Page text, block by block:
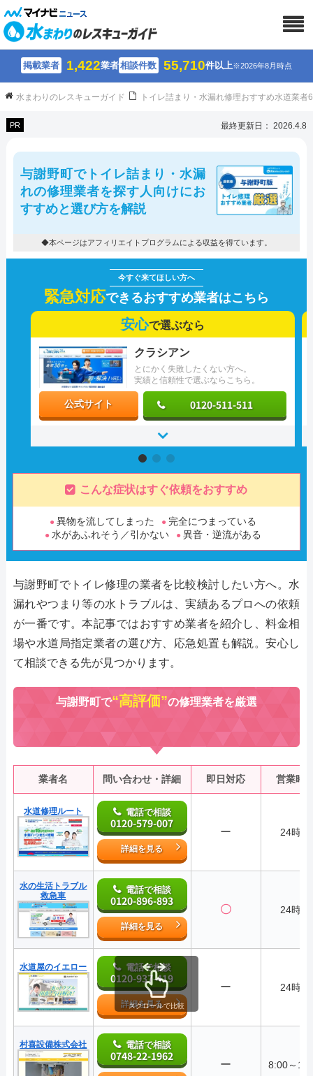
掲載業者 1,422業者相談件数 55,710件以上※2026年8月時点
水まわりのレスキューガイド トイレ詰まり・水漏れ修理おすすめ水道業
PR 最終更新日： 2026.4.8
与謝野町でトイレ詰まり・水漏
れの修理業者を探す人向けにお
すすめと選び方を解説
◆本ページはアフィリエイトプログラムによる収益を得ています。
緊急対応できるおすすめ業者はこちら
安心で選ぶなら
とにかく失敗したくない方へ。
実績と信頼性で選ぶならこちら。
クラシアン
公式サイト 0120-511-511
こんな症状はすぐ依頼をおすすめ
異物を流してしまった
完全につまっている
水があふれそう／引かない
異音・逆流がある
与謝野町でトイレ修理の業者を比較検討したい方へ。水
漏れやつまり等の水トラブルは、実績あるプロへの依頼
が一番です。本記事ではおすすめ業者を紹介し、料金相
場や水道局指定業者の選び方、応急処置も解説。安心し
て相談できる先が見つかります。
与謝野町で“高評価”の修理業者を厳選
業者名 問い合わせ・詳細 即日対応 営業時
水道修理ルート 電話で相談
0120-579-007
詳細を見る
ー 24時間
水の生活トラブル
救急車
電話で相談
0120-896-893
詳細を見る
〇 24時間
水道屋のイエロー 電話で相談
0120-937-419
詳細を見る
ー 24時間
村喜設備株式会社 電話で相談
0748-22-1962
ー 8:00～
スクロールで比較